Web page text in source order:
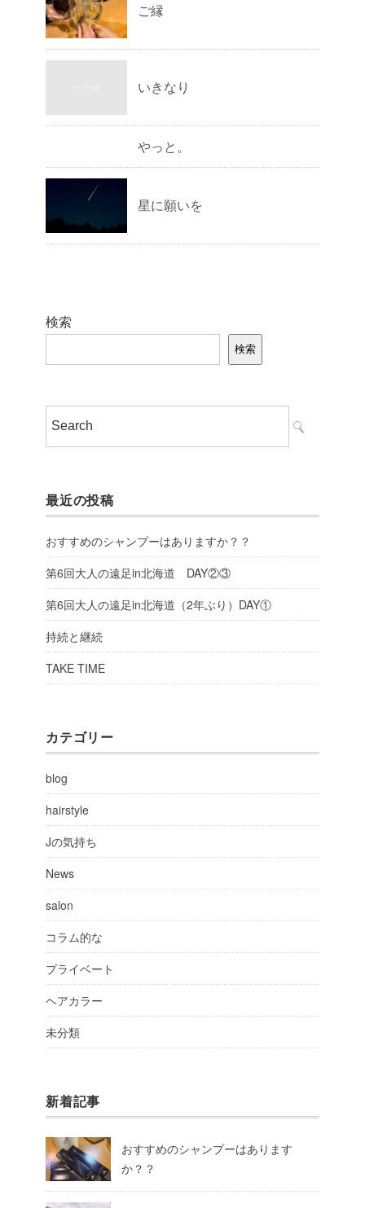
ご縁
いきなり
やっと。
星に願いを
検索
検索
最近の投稿
おすすめのシャンプーはありますか？？
第6回大人の遠足in北海道 DAY②③
第6回大人の遠足in北海道（2年ぶり）DAY①
持続と継続
TAKE TIME
カテゴリー
blog
hairstyle
Jの気持ち
News
salon
コラム的な
プライベート
ヘアカラー
未分類
新着記事
おすすめのシャンプーはあります
か？？